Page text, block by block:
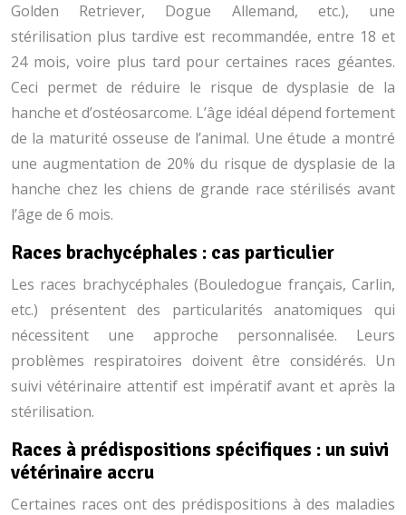
Golden Retriever, Dogue Allemand, etc.), une
stérilisation plus tardive est recommandée, entre 18 et
24 mois, voire plus tard pour certaines races géantes.
Ceci permet de réduire le risque de dysplasie de la
hanche et d’ostéosarcome. L’âge idéal dépend fortement
de la maturité osseuse de l’animal. Une étude a montré
une augmentation de 20% du risque de dysplasie de la
hanche chez les chiens de grande race stérilisés avant
l’âge de 6 mois.
Races brachycéphales : cas particulier
Les races brachycéphales (Bouledogue français, Carlin,
etc.) présentent des particularités anatomiques qui
nécessitent une approche personnalisée. Leurs
problèmes respiratoires doivent être considérés. Un
suivi vétérinaire attentif est impératif avant et après la
stérilisation.
Races à prédispositions spécifiques : un suivi
vétérinaire accru
Certaines races ont des prédispositions à des maladies